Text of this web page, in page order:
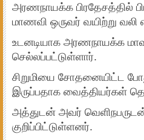
அரணநாயக்க பிரதேசத்தில்
மாணவி ஒருவர் வயிற்று வலி
உடனடியாக அரணநாயக்க
செல்லப்பட்டுள்ளார்.
சிறுமியை சோதனையிட்ட
இருப்பதாக வைத்தியர்கள்
அத்துடன் அவர்
குறிப்பிட்டுள்ளனர்.